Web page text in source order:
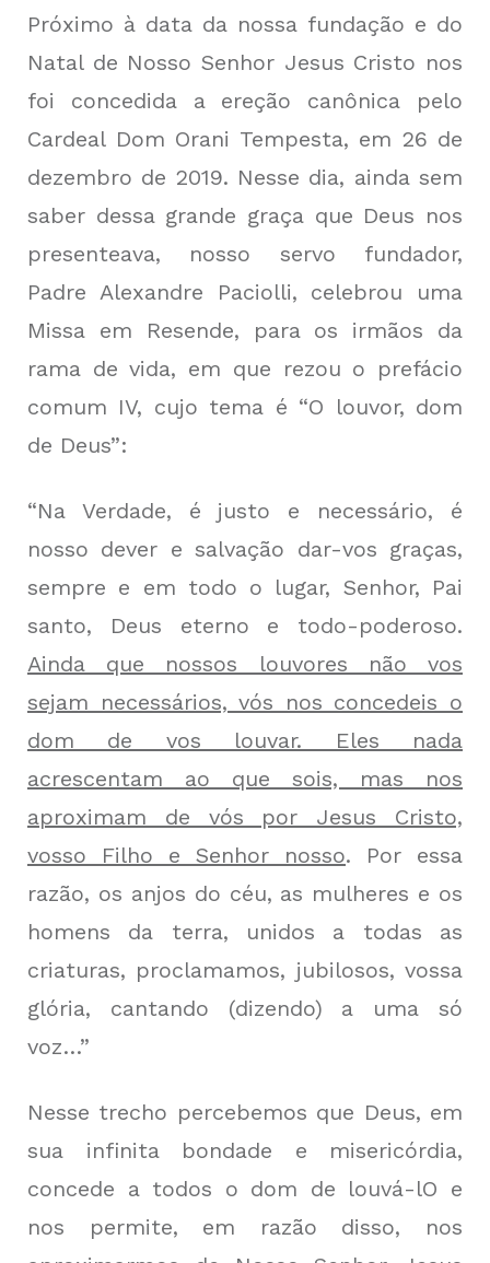
Próximo à data da nossa fundação e do
Natal de Nosso Senhor Jesus Cristo nos
foi concedida a ereção canônica pelo
Cardeal Dom Orani Tempesta, em 26 de
dezembro de 2019. Nesse dia, ainda sem
saber dessa grande graça que Deus nos
presenteava, nosso servo fundador,
Padre Alexandre Paciolli, celebrou uma
Missa em Resende, para os irmãos da
rama de vida, em que rezou o prefácio
comum IV, cujo tema é “O louvor, dom
de Deus”:
“Na Verdade, é justo e necessário, é
nosso dever e salvação dar-vos graças,
sempre e em todo o lugar, Senhor, Pai
santo, Deus eterno e todo-poderoso.
Ainda que nossos louvores não vos
sejam necessários, vós nos concedeis o
dom de vos louvar. Eles nada
acrescentam ao que sois, mas nos
aproximam de vós por Jesus Cristo,
vosso Filho e Senhor nosso. Por essa
razão, os anjos do céu, as mulheres e os
homens da terra, unidos a todas as
criaturas, proclamamos, jubilosos, vossa
glória, cantando (dizendo) a uma só
voz…”
Nesse trecho percebemos que Deus, em
sua infinita bondade e misericórdia,
concede a todos o dom de louvá-lO e
nos permite, em razão disso, nos